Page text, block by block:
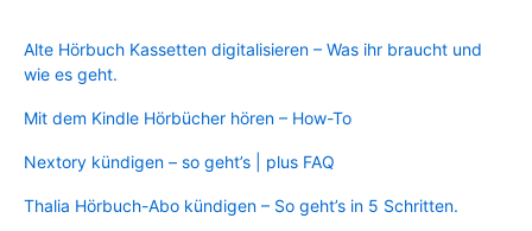
Alte Hörbuch Kassetten digitalisieren – Was ihr braucht und
wie es geht.
Mit dem Kindle Hörbücher hören – How-To
Nextory kündigen – so geht’s | plus FAQ
Thalia Hörbuch-Abo kündigen – So geht’s in 5 Schritten.